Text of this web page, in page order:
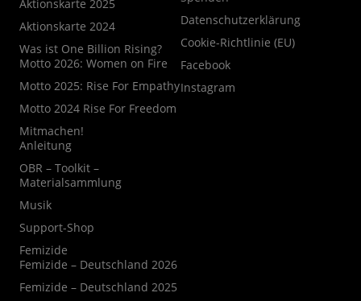
Aktionskarte 2025
Aktionskarte 2024
Was ist One Billion Rising?
Motto 2026: Women on Fire
Motto 2025: Rise For Empathy
Motto 2024 Rise For Freedom
Mitmachen!
Anleitung
OBR – Toolkit –
Materialsammlung
Musik
Support-Shop
Femizide
Femizide – Deutschland 2026
Femizide – Deutschland 2025
Datenschutzerklärung
Cookie-Richtlinie (EU)
Facebook
Instagram